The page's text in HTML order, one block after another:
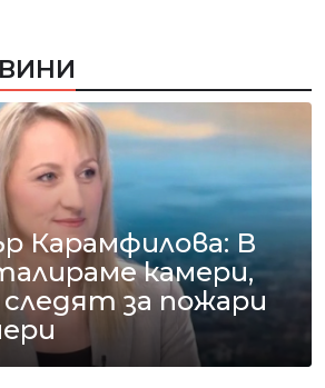
Карамфилова: В
камери,
за пожари